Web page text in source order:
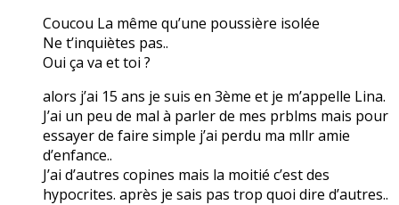
Coucou La même qu’une poussière isolée
Ne t’inquiètes pas..
Oui ça va et toi ?
alors j’ai 15 ans je suis en 3ème et je m’appelle Lina.
J’ai un peu de mal à parler de mes prblms mais pour
essayer de faire simple j’ai perdu ma mllr amie
d’enfance..
J’ai d’autres copines mais la moitié c’est des
hypocrites. après je sais pas trop quoi dire d’autres..